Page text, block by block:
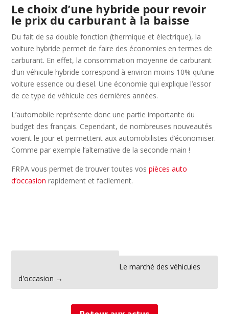
Le choix d’une hybride pour revoir
le prix du carburant à la baisse
Du fait de sa double fonction (thermique et électrique), la
voiture hybride permet de faire des économies en termes de
carburant. En effet, la consommation moyenne de carburant
d’un véhicule hybride correspond à environ moins 10% qu’une
voiture essence ou diesel. Une économie qui explique l’essor
de ce type de véhicule ces dernières années.
L’automobile représente donc une partie importante du
budget des français. Cependant, de nombreuses nouveautés
voient le jour et permettent aux automobilistes d’économiser.
Comme par exemple l’alternative de la seconde main !
FRPA vous permet de trouver toutes vospièces auto
d’occasion rapidement et facilement.
Le marché des véhicules
d'occasion →